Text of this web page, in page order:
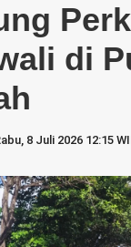
di
8 Juli 2026 12:15